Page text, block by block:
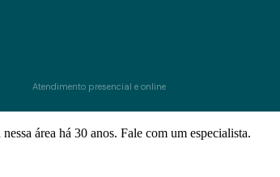
Atendimento presencial e online
área há 30 anos. Fale com um especialista.